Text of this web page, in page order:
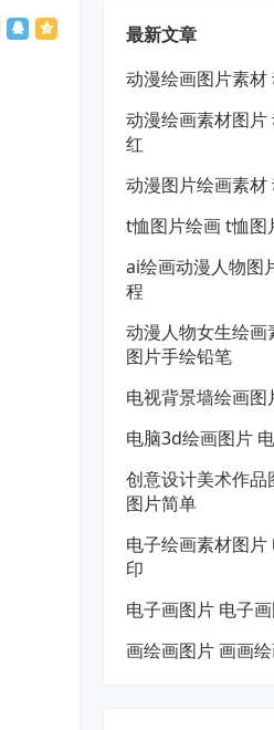
最新文章
动漫绘画图片素
动漫绘画素材图片
红
动漫图片绘画素材
t恤图片绘画 t恤图
ai绘画动漫人物图
程
动漫人物女生绘画
图片手绘铅笔
电视背景墙绘画
电脑3d绘画图片
创意设计美术作品
图片简单
电子绘画素材图
印
电子画图片 电子
画绘画图片 画画